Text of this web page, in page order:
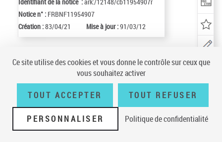
Notice n° : FRBNF11954907
Création :83/04/21 Mise à jour :91/03/12
A propos |
Accessibilité (non conforme) | V 23.1.0
Ce site utilise des cookies et vous donne le contrôle sur ceux que
vous souhaitez activer
TOUT ACCEPTER TOUT REFUSER
PERSONNALISER Politique de confidentialité